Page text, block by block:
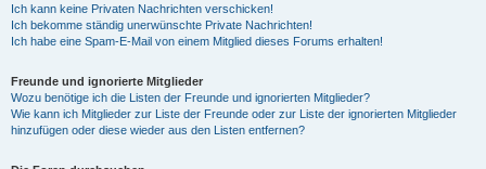
Ich kann keine Privaten Nachrichten verschicken!
Ich bekomme ständig unerwünschte Private Nachrichten!
Ich habe eine Spam-E-Mail von einem Mitglied dieses Forums erhalten!
Freunde und ignorierte Mitglieder
Wozu benötige ich die Listen der Freunde und ignorierten Mitglieder?
Wie kann ich Mitglieder zur Liste der Freunde oder zur Liste der ignorierten Mitglieder
hinzufügen oder diese wieder aus den Listen entfernen?